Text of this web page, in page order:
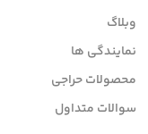
وبلاگ
نمایندگی ها
محصولات حراجی
سوالات متداول